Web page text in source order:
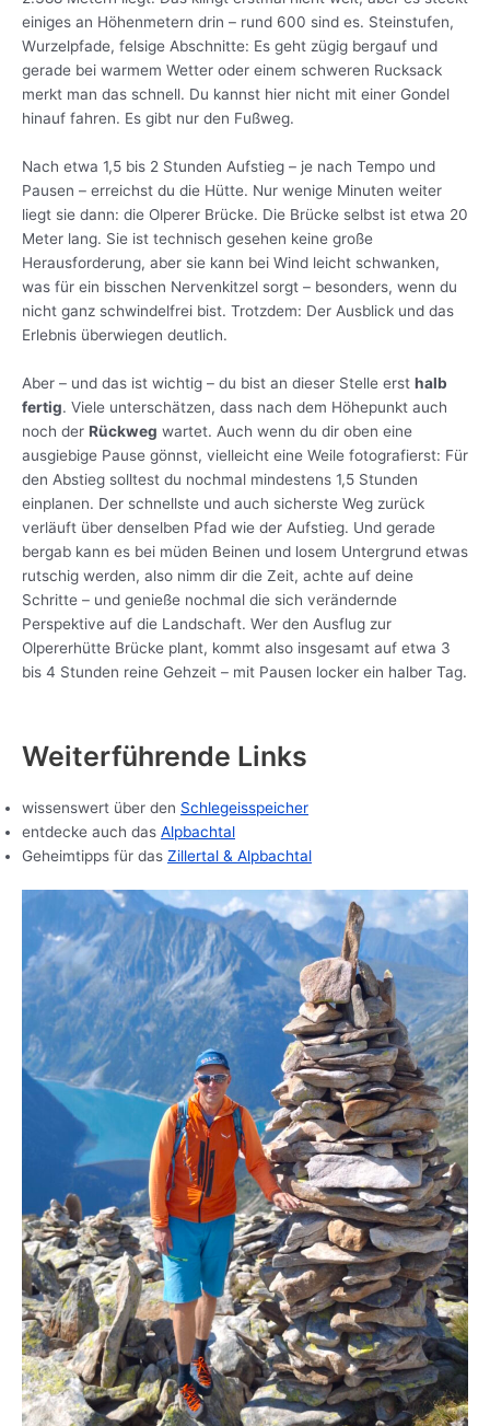
einiges an Höhenmetern drin – rund 600 sind es. Steinstufen,
Wurzelpfade, felsige Abschnitte: Es geht zügig bergauf und
gerade bei warmem Wetter oder einem schweren Rucksack
merkt man das schnell. Du kannst hier nicht mit einer Gondel
hinauf fahren. Es gibt nur den Fußweg.
Nach etwa 1,5 bis 2 Stunden Aufstieg – je nach Tempo und
Pausen – erreichst du die Hütte. Nur wenige Minuten weiter
liegt sie dann: die Olperer Brücke. Die Brücke selbst ist etwa 20
Meter lang. Sie ist technisch gesehen keine große
Herausforderung, aber sie kann bei Wind leicht schwanken,
was für ein bisschen Nervenkitzel sorgt – besonders, wenn du
nicht ganz schwindelfrei bist. Trotzdem: Der Ausblick und das
Erlebnis überwiegen deutlich.
Aber – und das ist wichtig – du bist an dieser Stelle erst halb
fertig. Viele unterschätzen, dass nach dem Höhepunkt auch
noch der Rückweg wartet. Auch wenn du dir oben eine
ausgiebige Pause gönnst, vielleicht eine Weile fotografierst: Für
den Abstieg solltest du nochmal mindestens 1,5 Stunden
einplanen. Der schnellste und auch sicherste Weg zurück
verläuft über denselben Pfad wie der Aufstieg. Und gerade
bergab kann es bei müden Beinen und losem Untergrund etwas
rutschig werden, also nimm dir die Zeit, achte auf deine
Schritte – und genieße nochmal die sich verändernde
Perspektive auf die Landschaft. Wer den Ausflug zur
Olpererhütte Brücke plant, kommt also insgesamt auf etwa 3
bis 4 Stunden reine Gehzeit – mit Pausen locker ein halber Tag.
Weiterführende Links
wissenswert über den Schlegeisspeicher
entdecke auch das Alpbachtal
Geheimtipps für das Zillertal & Alpbachtal